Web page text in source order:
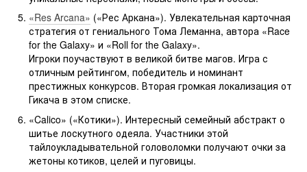
«Res Arcana» («Рес Аркана»). Увлекательная карточная
стратегия от гениального Тома Леманна, автора «Race
for the Galaxy» и «Roll for the Galaxy».
Игроки поучаствуют в великой битве магов. Игра с
отличным рейтингом, победитель и номинант
престижных конкурсов. Вторая громкая локализация от
Гикача в этом списке.
«Calico» («Котики»). Интересный семейный абстракт о
шитье лоскутного одеяла. Участники этой
тайлоукладывательной головоломки получают очки за
жетоны котиков, целей и пуговицы.